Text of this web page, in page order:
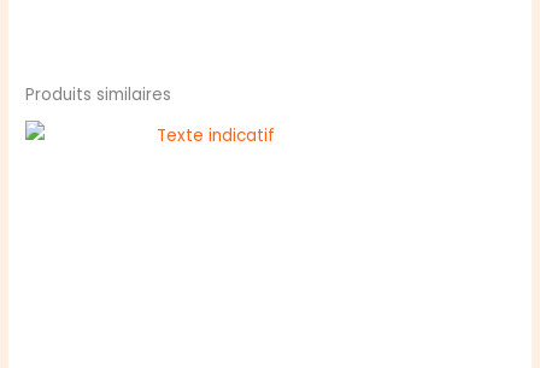
Produits similaires